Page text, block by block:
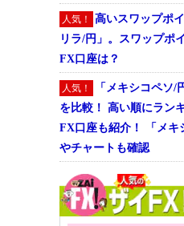
人気！
高いスワップポ
リラ/円」。スワップポ
FX口座は？
人気！
「メキシコペソ/
を比較！ 高い順にラン
FX口座も紹介！ 「メキ
やチャートも確認